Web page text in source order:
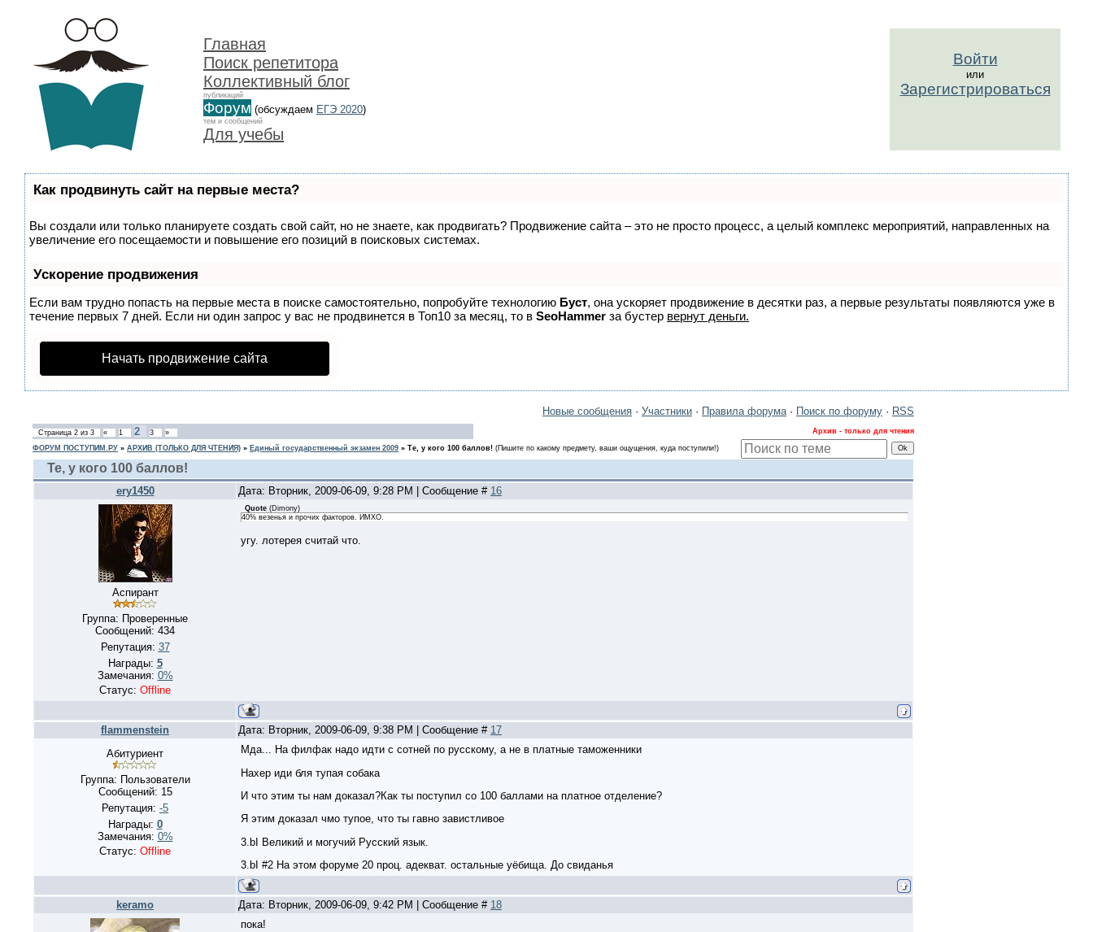
Главная
Поиск репетитора
Коллективный блог
публикаций
Форум (обсуждаем ЕГЭ 2020)
тем и сообщений
Для учебы
Войти
или
Зарегистрироваться
Как продвинуть сайт на первые места?
Вы создали или только планируете создать свой сайт, но не знаете, как продвигать? Продвижение сайта – это не просто процесс, а целый комплекс мероприятий, направленных на
увеличение его посещаемости и повышение его позиций в поисковых системах.
Ускорение продвижения
Если вам трудно попасть на первые места в поиске самостоятельно, попробуйте технологию Буст, она ускоряет продвижение в десятки раз, а первые результаты появляются уже в
течение первых 7 дней. Если ни один запрос у вас не продвинется в Топ10 за месяц, то в SeoHammer за бустер вернут деньги.
Начать продвижение сайта
Новые сообщения · Участники · Правила форума· Поиск по форуму · RSS
Страница 2 из 3 « 1 2 3 » Архив - только для чтения
ФОРУМ ПОСТУПИМ.РУ » АРХИВ (ТОЛЬКО ДЛЯ ЧТЕНИЯ) » Единый государственный экзамен 2009 » Те, у кого 100 баллов! (Пишите по какому предмету, ваши ощущения, куда поступили!)
Те, у кого 100 баллов!
ery1450 Дата: Вторник, 2009-06-09, 9:28 PM | Сообщение # 16
Аспирант
Группа: Проверенные
Сообщений: 434
Репутация: 37
Награды: 5
Замечания: 0%
Статус: Offline
Quote (Dimony)
40% везенья и прочих факторов. ИМХО.
угу. лотерея считай что.
flammenstein Дата: Вторник, 2009-06-09, 9:38 PM | Сообщение # 17
Абитуриент
Группа: Пользователи
Сообщений: 15
Репутация: -5
Награды: 0
Замечания: 0%
Статус: Offline
Мда... На филфак надо идти с сотней по русскому, а не в платные таможенники
Нахер иди бля тупая собака
И что этим ты нам доказал?Как ты поступил со 100 баллами на платное отделение?
Я этим доказал чмо тупое, что ты гавно завистливое
3.bI Великий и могучий Русский язык.
3.bI #2 На этом форуме 20 проц. адекват. остальные уёбища. До свиданья
keramo Дата: Вторник, 2009-06-09, 9:42 PM | Сообщение # 18
пока!